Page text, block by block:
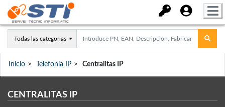
Todas las categorías
Inicio Telefonia IP Centralitas IP
CENTRALITAS IP